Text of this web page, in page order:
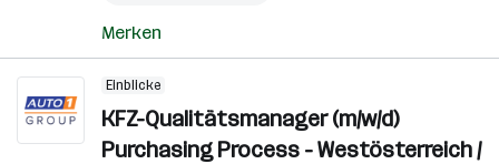
Merken
Einblicke
KFZ-Qualitätsmanager (m/w/d)
Purchasing Process - Westösterreich /